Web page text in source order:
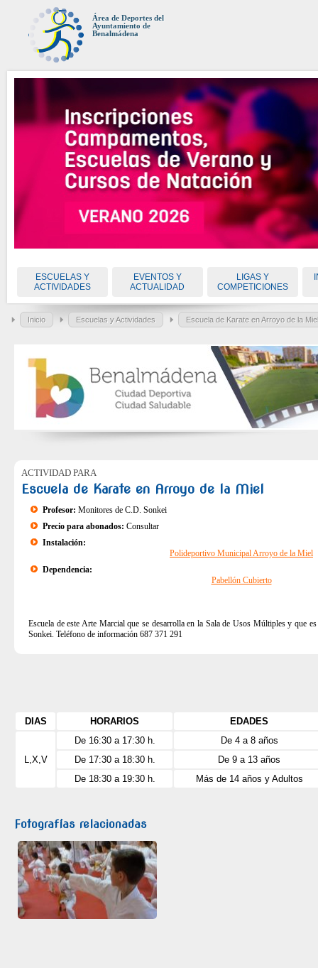
Área de Deportes del
Ayuntamiento de
Benalmádena
ESCUELAS Y
ACTIVIDADES
EVENTOS Y
ACTUALIDAD
LIGAS Y
COMPETICIONES
Inicio Escuelas y Actividades Escuela de Karate en Arroyo de la Miel
ACTIVIDAD PARA
Escuela de Karate en Arroyo de la Miel
Profesor: Monitores de C.D. Sonkei
Precio para abonados: Consultar
Instalación:
Polideportivo Municipal Arroyo de la Miel
Dependencia:
Pabellón Cubierto
Escuela de este Arte Marcial que se desarrolla en la Sala de Usos Múltiples y que
Sonkei. Teléfono de información 687 371 291
DIAS HORARIOS EDADES
L,X,V
De 16:30 a 17:30 h.
De 4 a 8 años
De 17:30 a 18:30 h.
De 9 a 13 años
De 18:30 a 19:30 h.
Más de 14 años y Adultos
Fotografías relacionadas